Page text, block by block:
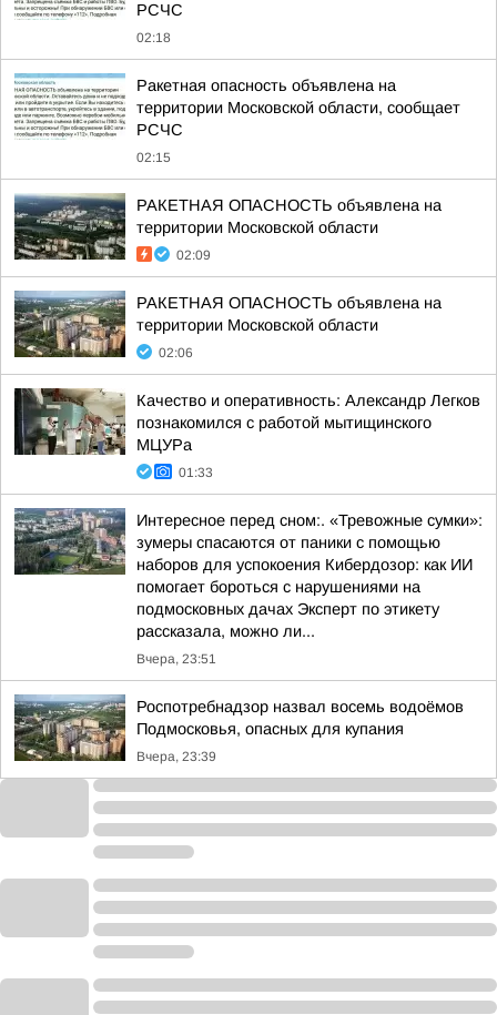
РСЧС
02:18
Ракетная опасность объявлена на
территории Московской области, сообщает
РСЧС
02:15
РАКЕТНАЯ ОПАСНОСТЬ объявлена на
территории Московской области
02:09
РАКЕТНАЯ ОПАСНОСТЬ объявлена на
территории Московской области
02:06
Качество и оперативность: Александр Легков
познакомился с работой мытищинского
МЦУРа
01:33
Интересное перед сном:. «Тревожные сумки»:
зумеры спасаются от паники с помощью
наборов для успокоения Кибердозор: как ИИ
помогает бороться с нарушениями на
подмосковных дачах Эксперт по этикету
рассказала, можно ли...
Вчера, 23:51
Роспотребнадзор назвал восемь водоёмов
Подмосковья, опасных для купания
Вчера, 23:39